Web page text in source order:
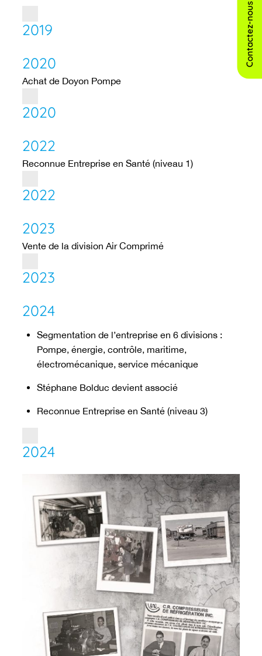
2019
2020
Achat de Doyon Pompe
2020
2022
Reconnue Entreprise en Santé (niveau 1)
2022
2023
Vente de la division Air Comprimé
2023
2024
Segmentation de l’entreprise en 6 divisions :
Pompe, énergie, contrôle, maritime,
électromécanique, service mécanique
Stéphane Bolduc devient associé
Reconnue Entreprise en Santé (niveau 3)
2024
Contactez-nous